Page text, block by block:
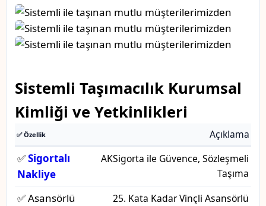
Sistemli Taşımacılık Kurumsal
Kimliği ve Yetkinlikleri
✅ Özellik Açıklama
✅Sigortalı
Nakliye
AKSigorta ile Güvence, Sözleşmeli
Taşıma
✅ Asansörlü
25. Kata Kadar Vinçli Asansörlü